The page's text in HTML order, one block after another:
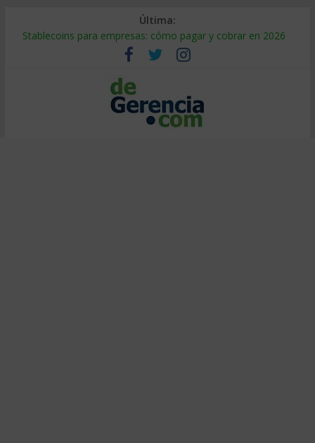
Última:
Stablecoins para empresas: cómo pagar y cobrar en 2026
Despido silencioso: qué es y por qué sale tan caro
IA en selección de personal: cómo auditarla a tiempo
Trabajo forzoso en la cadena de suministro: qué hacer
Mercado hispano de EE. UU.: cómo segmentarlo y venderle